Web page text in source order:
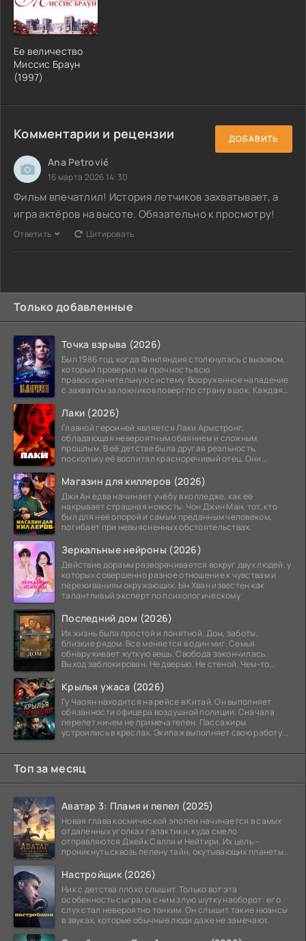
Ее величество
Миссис Браун
(1997)
Комментарии и рецензии ДОБАВИТЬ
Ana Petrović
16 марта 2026 14:30
Фильм впечатлил! История летчиков захватывает, а
игра актёров на высоте. Обязательно к просмотру!
Ответить Цитировать
Только добавленные
Точка взрыва (2026)
Был 1986 год, когда Финляндия столкнулась с вызовом,
который проверил на прочность всю
правоохранительную систему. Вооруженное нападение
с захватом заложников повергло страну в шок. Каждая
Лаки (2026)
Главной героиней является Лаки Армстронг,
обладающая невероятным обаянием и сложным
прошлым. В её детстве была другая реальность,
поскольку её воспитал красноречивый отец. Они
Магазин для киллеров (2026)
Джи Ан едва начинает учёбу в колледже, как её
накрывает страшная новость: Чон Джин Ман, тот, кто
был для неё опорой и самым преданным человеком,
погибает при невыясненных обстоятельствах.
Зеркальные нейроны (2026)
Действие дорамы разворачивается вокруг двух людей, у
которых совершенно разное отношение к чувствам и
переживаниям окружающих. Ын Хван известен как
талантливый эксперт по психологическому
Последний дом (2026)
Их жизнь была простой и понятной. Дом, заботы,
близкие рядом. Все меняется в один миг. Семья
обнаруживает жуткую вещь. Свобода закончилась.
Выход заблокирован. Не дверью. Не стеной. Чем-то
Крылья ужаса (2026)
Гу Чаоян находится на рейсе в Китай. Он выполняет
обязанности офицера воздушной полиции. Сначала
перелет ничем не примечателен. Пассажиры
устроились в креслах. Экипаж выполняет свою работу.
Топ за месяц
Аватар 3: Пламя и пепел (2025)
Новая глава космической эпопеи начинается в самых
отдаленных уголках галактики, куда смело
отправляются Джейк Салли и Нейтири. Их цель –
проникнуть сквозь пелену тайн, окутывающих планеты
Настройщик (2026)
Ник с детства плохо слышит. Только вот эта
особенность сыграла с ним злую шутку наоборот: его
слух стал невероятно тонким. Он слышит такие нюансы
в звуках, которые обычные люди даже не замечают.